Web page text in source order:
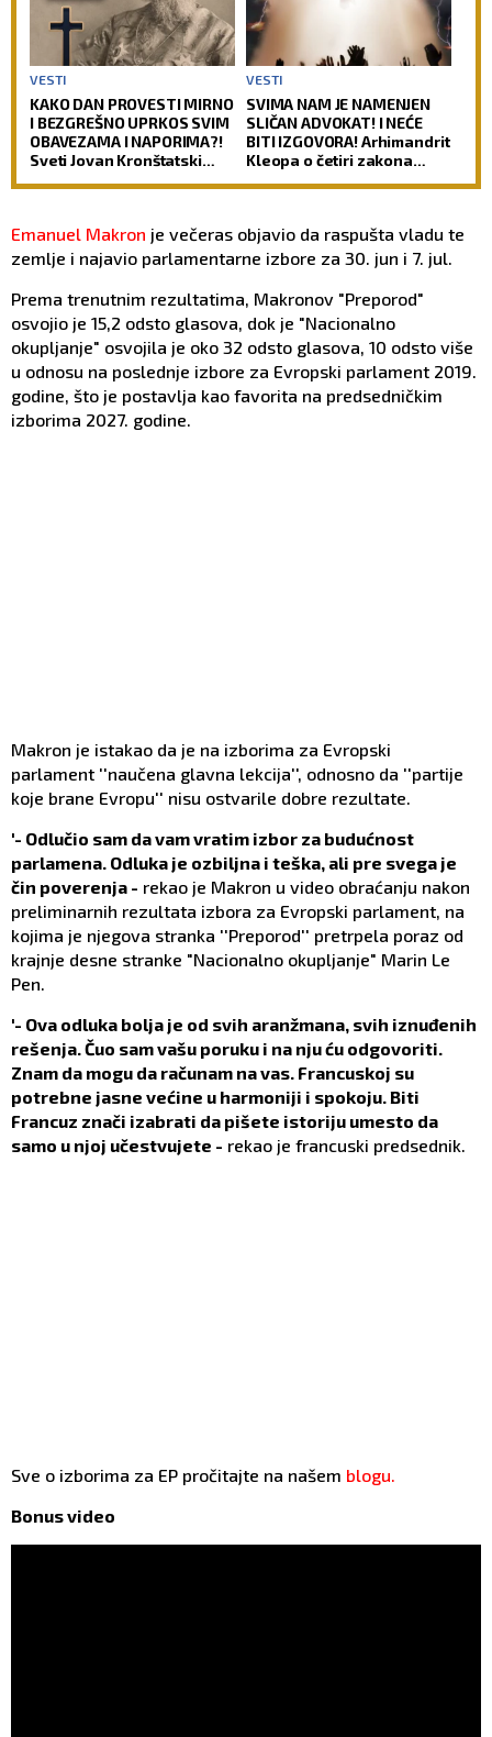
VESTI
KAKO DAN PROVESTI MIRNO
I BEZGREŠNO UPRKOS SVIM
OBAVEZAMA I NAPORIMA?!
Sveti Jovan Kronštatski
VESTI
SVIMA NAM JE NAMENJEN
SLIČAN ADVOKAT! I NEĆE
BITI IZGOVORA! Arhimandrit
Kleopa o četiri zakona
Emanuel Makron je večeras objavio da raspušta vladu te
zemlje i najavio parlamentarne izbore za 30. jun i 7. jul.
Prema trenutnim rezultatima, Makronov "Preporod"
osvojio je 15,2 odsto glasova, dok je "Nacionalno
okupljanje" osvojila je oko 32 odsto glasova, 10 odsto više
u odnosu na poslednje izbore za Evropski parlament ​​2019.
godine, što je postavlja kao favorita na predsedničkim
izborima 2027. godine.
Makron je istakao da je na izborima za Evropski
parlament ''naučena glavna lekcija'', odnosno da ''partije
koje brane Evropu'' nisu ostvarile dobre rezultate.
'- Odlučio sam da vam vratim izbor za budućnost
parlamena. Odluka je ozbiljna i teška, ali pre svega je
čin poverenja - rekao je Makron u video obraćanju nakon
preliminarnih rezultata izbora za Evropski parlament, na
kojima je njegova stranka ''Preporod'' pretrpela poraz od
krajnje desne stranke "Nacionalno okupljanje" Marin Le
Pen.
'- Ova odluka bolja je od svih aranžmana, svih iznuđenih
rešenja. Čuo sam vašu poruku i na nju ću odgovoriti.
Znam da mogu da računam na vas. Francuskoj su
potrebne jasne većine u harmoniji i spokoju. Biti
Francuz znači izabrati da pišete istoriju umesto da
samo u njoj učestvujete - rekao je francuski predsednik.
Sve o izborima za EP pročitajte na našem blogu.
Bonus video